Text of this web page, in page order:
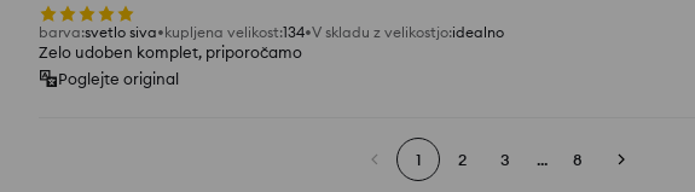
barva:svetlo siva kupljena velikost:134 V skladu z velikostjo:idealno
Zelo udoben komplet, priporočamo
Poglejte original
1 2 3 ... 8